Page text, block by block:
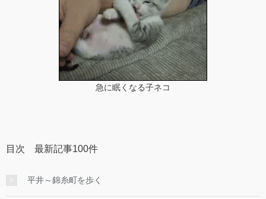
急に眠くなる子ネコ
目次 最新記事100件
平井～錦糸町を歩く